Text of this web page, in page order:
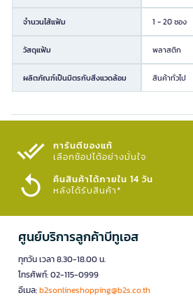
จำนวนไส้แฟ้ม 1 - 20 ซอง
วัสดุแฟ้ม พลาสติก
ผลิตภัณฑ์เป็นมิตรกับสิ่งแวดล้อม สินค้าทั่วไป
การันตีของแท้
เลือกช้อปได้อย่างมั่นใจ​
คืนสินค้าได้ภายใน 14 วัน
หลังได้รับสินค้า*
ศูนย์บริการลูกค้าบีทูเอส
ทุกวัน เวลา 8.30-18.00 น.
โทรศัพท์: 02-115-0999
อีเมล:b2sonlineshopping@b2s.co.th